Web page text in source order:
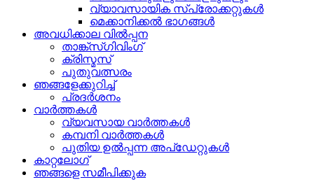
വ്യാവസായിക സ്പ്രോക്കറ്റുകൾ
മെക്കാനിക്കൽ ഭാഗങ്ങൾ
അവധിക്കാല വിൽപ്പന
താങ്ക്സ്ഗിവിംഗ്
ക്രിസ്മസ്
പുതുവത്സരം
ഞങ്ങളേക്കുറിച്ച്
പ്രദർശനം
വാർത്തകൾ
വ്യവസായ വാർത്തകൾ
കമ്പനി വാർത്തകൾ
പുതിയ ഉൽപ്പന്ന അപ്‌ഡേറ്റുകൾ
കാറ്റലോഗ്
ഞങ്ങളെ സമീപിക്കുക